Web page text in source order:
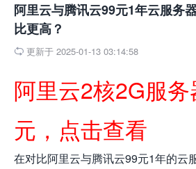
阿里云与腾讯云99元1年云服务
比更高？
 更新于 2025-01-13 03:14:58
阿里云2核2G服
元，点击查看
在对比阿里云与腾讯云99元1年的云